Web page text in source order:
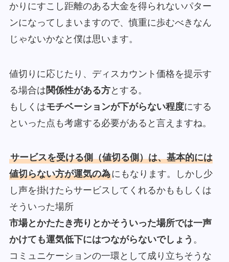
かりにすこし距離のある大金を得られないパター
ンになってしまいますので、慎重に歩むべきなん
じゃないかなと僕は思います。
値切りに応じたり、ディスカウント価格を提示す
る場合は関係性がある方とする。
もしくはモチベーションが下がらない程度にする
といった点も考慮する必要があると言えますね。
サービスを受ける側（値切る側）は、基本的には
値切らない方が運気の為にもなります。しかし少
し声を掛けたらサービスしてくれるかももしくは
そういった場所
市場とかたたき売りとかそういった場所では一声
かけても運気低下にはつながらないでしょう 。
コミュニケーションの一環として成り立ちそうな